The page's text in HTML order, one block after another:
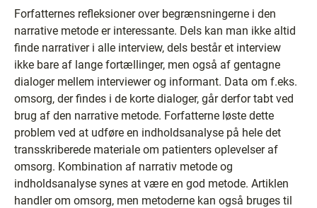
Forfatternes refleksioner over begrænsningerne i den
narrative metode er interessante. Dels kan man ikke altid
finde narrativer i alle interview, dels består et interview
ikke bare af lange fortællinger, men også af gentagne
dialoger mellem interviewer og informant. Data om f.eks.
omsorg, der findes i de korte dialoger, går derfor tabt ved
brug af den narrative metode. Forfatterne løste dette
problem ved at udføre en indholdsanalyse på hele det
transskriberede materiale om patienters oplevelser af
omsorg. Kombination af narrativ metode og
indholdsanalyse synes at være en god metode. Artiklen
handler om omsorg, men metoderne kan også bruges til